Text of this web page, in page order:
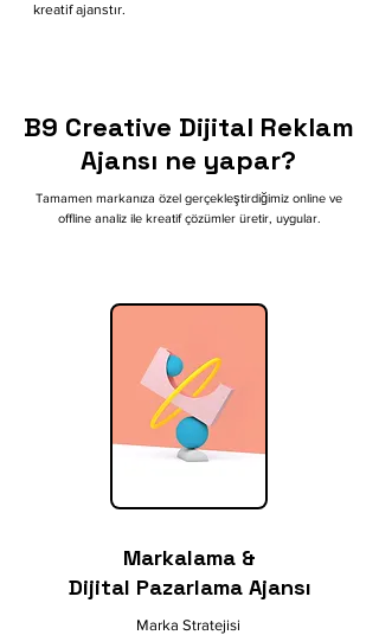
kreatif ajanstır.
B9 Creative Dijital Reklam
Ajansı ne yapar?
Tamamen markanıza özel gerçekleştirdiğimiz online ve
offline analiz ile kreatif çözümler üretir, uygular.
Markalama &
Dijital Pazarlama Ajansı
Marka Stratejisi